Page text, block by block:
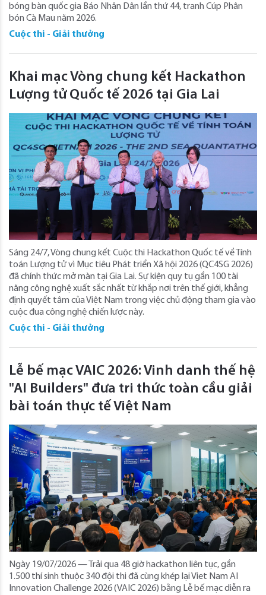
bóng bàn quốc gia Báo Nhân Dân lần thứ 44, tranh Cúp Phân
bón Cà Mau năm 2026.
Cuộc thi - Giải thưởng
Khai mạc Vòng chung kết Hackathon
Lượng tử Quốc tế 2026 tại Gia Lai
Sáng 24/7, Vòng chung kết Cuộc thi Hackathon Quốc tế về Tính
toán Lượng tử vì Mục tiêu Phát triển Xã hội 2026 (QC4SG 2026)
đã chính thức mở màn tại Gia Lai. Sự kiện quy tụ gần 100 tài
năng công nghệ xuất sắc nhất từ khắp nơi trên thế giới, khẳng
định quyết tâm của Việt Nam trong việc chủ động tham gia vào
cuộc đua công nghệ chiến lược này.
Cuộc thi - Giải thưởng
Lễ bế mạc VAIC 2026: Vinh danh thế hệ
"AI Builders" đưa tri thức toàn cầu giải
bài toán thực tế Việt Nam
Ngày 19/07/2026 — Trải qua 48 giờ hackathon liên tục, gần
1.500 thí sinh thuộc 340 đội thi đã cùng khép lại Viet Nam AI
Innovation Challenge 2026 (VAIC 2026) bằng Lễ bế mạc diễn ra